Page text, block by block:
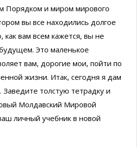
Порядком и миром мирового
вы все находились долгое
как вам всем кажется, вы не
Это маленькое
вам, дорогие мои, пойти по
жизни. Итак, сегодня я дам
толстую тетрадку и
Молдавский Мировой
личный учебник в новой